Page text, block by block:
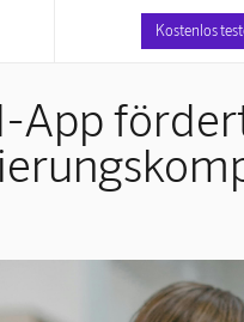
Kostenlos
App